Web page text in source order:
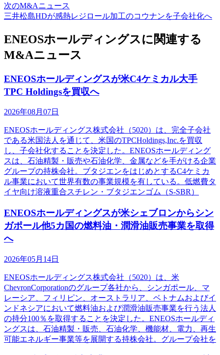
次のM&Aニュース
三井松島HDが感熱レジロール加工のコウナンを子会社化へ
ENEOSホールディングスに関連する
M&Aニュース
ENEOSホールディングスが米C4ケミカル大手
TPC Holdingsを買収へ
2026年08月07日
ENEOSホールディングス株式会社（5020）は、完全子会社
である米国法人を通じて、米国のTPCHoldings,Inc.を買収
し、子会社化することを決定した。ENEOSホールディング
スは、石油精製・販売や石油化学、金属などを手がける企業
グループの持株会社。ブタジエンをはじめとするC4ケミカ
ル事業において世界有数の事業規模を有している。低燃費タ
イヤ向け溶液重合スチレン・ブタジエンゴム（S-SBR）
ENEOSホールディングスが米シェブロンからシン
ガポール他5カ国の燃料油・潤滑油販売事業を取得
へ
2026年05月14日
ENEOSホールディングス株式会社（5020）は、米
ChevronCorporationのグループ各社から、シンガポール、マ
レーシア、フィリピン、オーストラリア、ベトナムおよびイ
ンドネシアにおいて燃料油および潤滑油販売事業を行う法人
の持分100％を取得することを決定した。ENEOSホールディ
ングスは、石油精製・販売、石油化学、機能材、電力、再生
可能エネルギー事業等を展開する持株会社。グループ会社を